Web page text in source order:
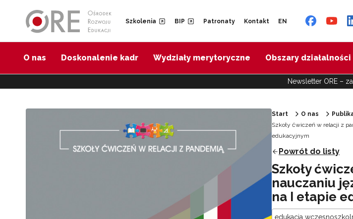
Szkolenia BIP Patronaty Kontakt EN
O nas Doskonalenie kadr Wydziały merytoryczne Obszary działalności
Newsletter ORE –
Start O nas
Szkoły ćwiczeń w relacji z
edukacyjnym
Powrót do listy
Szkoły
nauczaniu
na I etapie
edukacja